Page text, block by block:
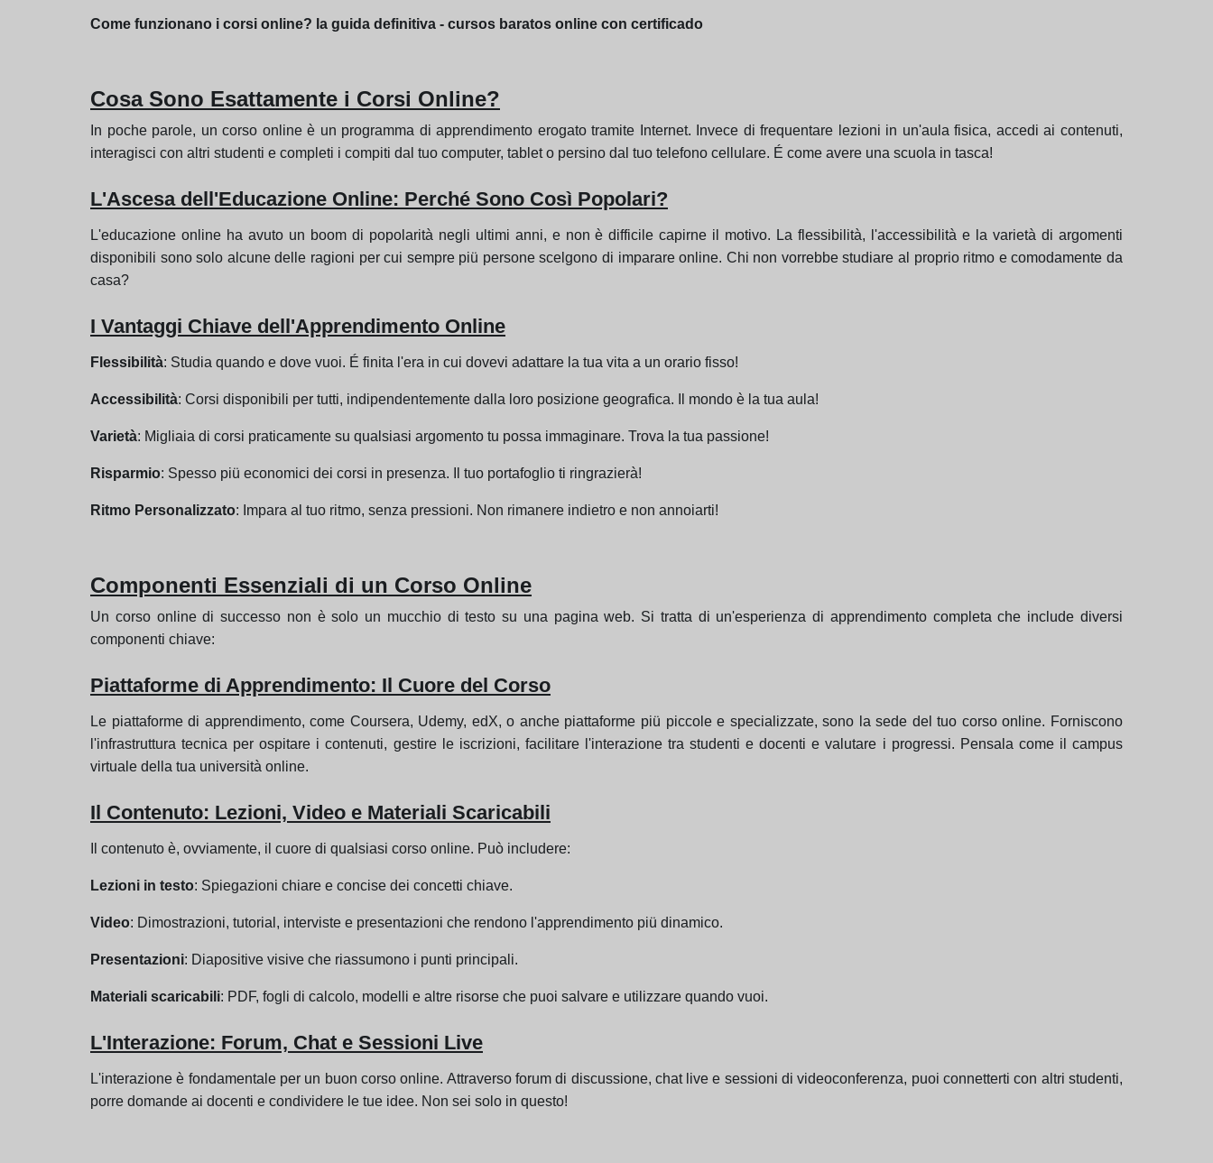
Come funzionano i corsi online? la guida definitiva - cursos baratos online con certificado
Cosa Sono Esattamente i Corsi Online?
In poche parole, un corso online è un programma di apprendimento erogato tramite Internet. Invece di frequentare lezioni in un'aula fisica, accedi ai contenuti,
interagisci con altri studenti e completi i compiti dal tuo computer, tablet o persino dal tuo telefono cellulare. É come avere una scuola in tasca!
L'Ascesa dell'Educazione Online: Perché Sono Così Popolari?
L'educazione online ha avuto un boom di popolarità negli ultimi anni, e non è difficile capirne il motivo. La flessibilità, l'accessibilità e la varietà di argomenti
disponibili sono solo alcune delle ragioni per cui sempre piü persone scelgono di imparare online. Chi non vorrebbe studiare al proprio ritmo e comodamente da
casa?
I Vantaggi Chiave dell'Apprendimento Online
Flessibilità: Studia quando e dove vuoi. É finita l'era in cui dovevi adattare la tua vita a un orario fisso!
Accessibilità: Corsi disponibili per tutti, indipendentemente dalla loro posizione geografica. Il mondo è la tua aula!
Varietà: Migliaia di corsi praticamente su qualsiasi argomento tu possa immaginare. Trova la tua passione!
Risparmio: Spesso piü economici dei corsi in presenza. Il tuo portafoglio ti ringrazierà!
Ritmo Personalizzato: Impara al tuo ritmo, senza pressioni. Non rimanere indietro e non annoiarti!
Componenti Essenziali di un Corso Online
Un corso online di successo non è solo un mucchio di testo su una pagina web. Si tratta di un'esperienza di apprendimento completa che include diversi
componenti chiave:
Piattaforme di Apprendimento: Il Cuore del Corso
Le piattaforme di apprendimento, come Coursera, Udemy, edX, o anche piattaforme piü piccole e specializzate, sono la sede del tuo corso online. Forniscono
l'infrastruttura tecnica per ospitare i contenuti, gestire le iscrizioni, facilitare l'interazione tra studenti e docenti e valutare i progressi. Pensala come il campus
virtuale della tua università online.
Il Contenuto: Lezioni, Video e Materiali Scaricabili
Il contenuto è, ovviamente, il cuore di qualsiasi corso online. Può includere:
Lezioni in testo: Spiegazioni chiare e concise dei concetti chiave.
Video: Dimostrazioni, tutorial, interviste e presentazioni che rendono l'apprendimento piü dinamico.
Presentazioni: Diapositive visive che riassumono i punti principali.
Materiali scaricabili: PDF, fogli di calcolo, modelli e altre risorse che puoi salvare e utilizzare quando vuoi.
L'Interazione: Forum, Chat e Sessioni Live
L'interazione è fondamentale per un buon corso online. Attraverso forum di discussione, chat live e sessioni di videoconferenza, puoi connetterti con altri studenti,
porre domande ai docenti e condividere le tue idee. Non sei solo in questo!